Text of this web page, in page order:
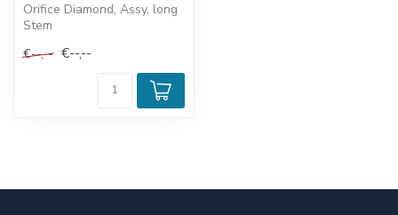
Orifice Diamond, Assy, long
Stem
€--,-- €--,--